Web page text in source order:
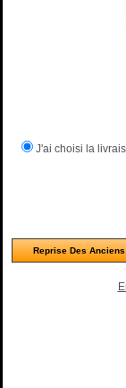
J'ai choisi la
Reprise Des